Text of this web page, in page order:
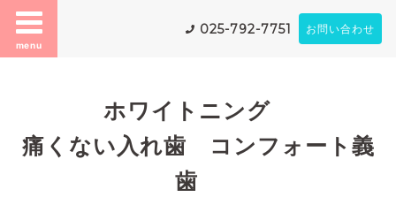
menu
025-792-7751 お問い合わせ
ホワイトニング
痛くない入れ歯 コンフォート義
歯